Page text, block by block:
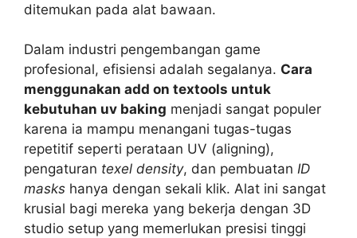
ditemukan pada alat bawaan.
Dalam industri pengembangan game
profesional, efisiensi adalah segalanya. Cara
menggunakan add on textools untuk
kebutuhan uv baking menjadi sangat populer
karena ia mampu menangani tugas-tugas
repetitif seperti perataan UV (aligning),
pengaturan texel density, dan pembuatan ID
masks hanya dengan sekali klik. Alat ini sangat
krusial bagi mereka yang bekerja dengan 3D
studio setup yang memerlukan presisi tinggi